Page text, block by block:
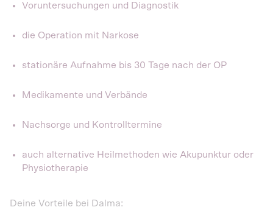
Voruntersuchungen und Diagnostik
die Operation mit Narkose
stationäre Aufnahme bis 30 Tage nach der OP
Medikamente und Verbände
Nachsorge und Kontrolltermine
auch alternative Heilmethoden wie Akupunktur oder
Physiotherapie
Deine Vorteile bei Dalma: